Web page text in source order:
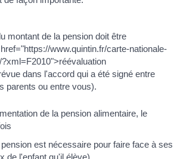
montant de la pension doit être
www.quintin.fr/carte-nationale-
dans l'accord qui a été signé entre
parents ou entre vous).
de la pension alimentaire, le
est nécessaire pour faire face à ses